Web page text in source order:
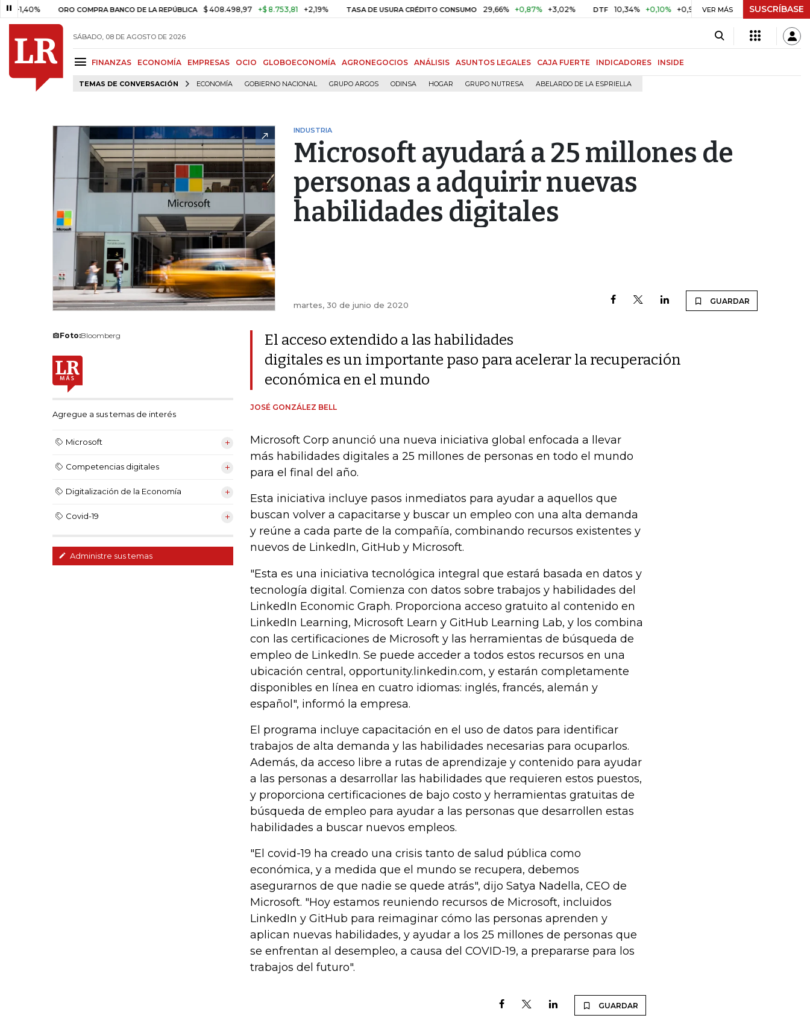
ORO COMPRA BANCO DE LA REPÚBLICA $ 408.498,97 +$ 8.753,81 +2,19% TASA DE USURA CRÉDITO CONSUMO 29,66% +0,87% +3,02% DTF 10,34% +0,10% +0,98% UVR $ 416,96 +$ 0,05 +0,01%
VER MÁS SUSCRÍBASE
SÁBADO, 08 DE AGOSTO DE 2026
FINANZAS ECONOMÍA EMPRESAS OCIO GLOBOECONOMÍA AGRONEGOCIOS ANÁLISIS ASUNTOS LEGALES CAJA FUERTE INDICADORES INSIDE
TEMAS DE CONVERSACIÓN ECONOMÍA GOBIERNO NACIONAL GRUPO ARGOS ODINSA HOGAR GRUPO NUTRESA ABELARDO DE LA ESPRIELLA
INDUSTRIA
Microsoft ayudará a 25 millones de
personas a adquirir nuevas
habilidades digitales
martes, 30 de junio de 2020 GUARDAR
Foto:Bloomberg
Agregue a sus temas de interés
Microsoft
Competencias digitales
Digitalización de la Economía
Covid-19
Administre sus temas
El acceso extendido a las habilidades
digitales es un importante paso para acelerar la recuperación
económica en el mundo
JOSÉ GONZÁLEZ BELL
Microsoft Corp anunció una nueva iniciativa global enfocada a llevar
más habilidades digitales a 25 millones de personas en todo el mundo
para el final del año.
Esta iniciativa incluye pasos inmediatos para ayudar a aquellos que
buscan volver a capacitarse y buscar un empleo con una alta demanda
y reúne a cada parte de la compañía, combinando recursos existentes y
nuevos de LinkedIn, GitHub y Microsoft.
"Esta es una iniciativa tecnológica integral que estará basada en datos y
tecnología digital. Comienza con datos sobre trabajos y habilidades del
LinkedIn Economic Graph. Proporciona acceso gratuito al contenido en
LinkedIn Learning, Microsoft Learn y GitHub Learning Lab, y los combina
con las certificaciones de Microsoft y las herramientas de búsqueda de
empleo de LinkedIn. Se puede acceder a todos estos recursos en una
ubicación central, opportunity.linkedin.com, y estarán completamente
disponibles en línea en cuatro idiomas: inglés, francés, alemán y
español", informó la empresa.
El programa incluye capacitación en el uso de datos para identificar
trabajos de alta demanda y las habilidades necesarias para ocuparlos.
Además, da acceso libre a rutas de aprendizaje y contenido para ayudar
a las personas a desarrollar las habilidades que requieren estos puestos,
y proporciona certificaciones de bajo costo y herramientas gratuitas de
búsqueda de empleo para ayudar a las personas que desarrollen estas
habilidades a buscar nuevos empleos.
"El covid-19 ha creado una crisis tanto de salud pública como
económica, y a medida que el mundo se recupera, debemos
asegurarnos de que nadie se quede atrás", dijo Satya Nadella, CEO de
Microsoft. "Hoy estamos reuniendo recursos de Microsoft, incluidos
LinkedIn y GitHub para reimaginar cómo las personas aprenden y
aplican nuevas habilidades, y ayudar a los 25 millones de personas que
se enfrentan al desempleo, a causa del COVID-19, a prepararse para los
trabajos del futuro".
GUARDAR